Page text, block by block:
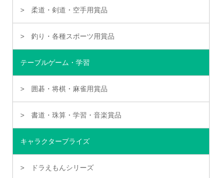
柔道・剣道・空手用賞品
釣り・各種スポーツ用賞品
テーブルゲーム・学習
囲碁・将棋・麻雀用賞品
書道・珠算・学習・音楽賞品
キャラクタープライズ
ドラえもんシリーズ